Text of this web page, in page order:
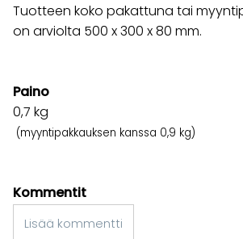
Tuotteen koko pakattuna tai
on arviolta 500 x 300 x 80 mm.
Paino
0,7 kg
(myyntipakkauksen kanssa 0,9 kg)
Kommentit
Lisää kommentti